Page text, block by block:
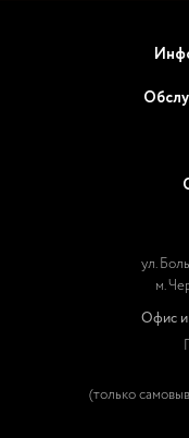
ул.
м.
Офис и
(только